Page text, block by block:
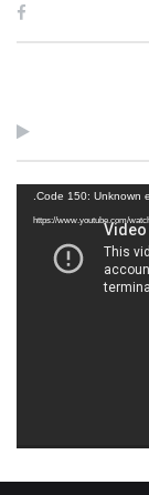
Code 150: Unknown